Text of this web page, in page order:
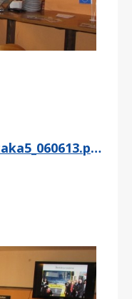
p9_peskobus_letaka5_060613.pdf